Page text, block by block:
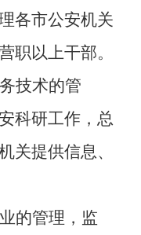
各市公安机关
职以上干部。
技术的管
科研工作，总
关提供信息、
的管理，监